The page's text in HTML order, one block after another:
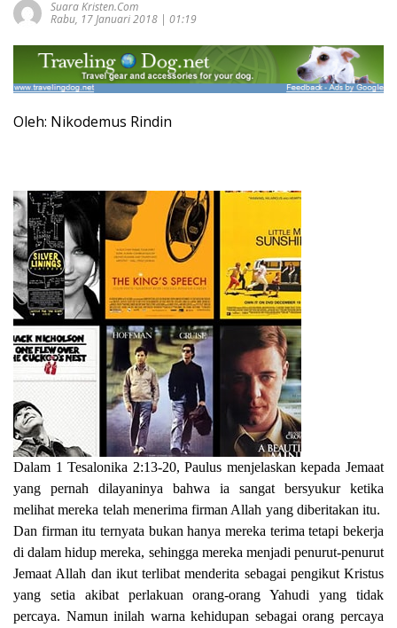
Suara Kristen.com
Rabu, 17 Januari 2018 | 01:19
Oleh: Nikodemus Rindin
Dalam 1 Tesalonika 2:13-20, Paulus menjelaskan kepada Jemaat
yang pernah dilayaninya bahwa ia sangat bersyukur ketika
melihat mereka telah menerima firman Allah yang diberitakan itu.
Dan firman itu ternyata bukan hanya mereka terima tetapi bekerja
di dalam hidup mereka, sehingga mereka menjadi penurut-penurut
Jemaat Allah dan ikut terlibat menderita sebagai pengikut Kristus
yang setia akibat perlakuan orang-orang Yahudi yang tidak
percaya. Namun inilah warna kehidupan sebagai orang percaya